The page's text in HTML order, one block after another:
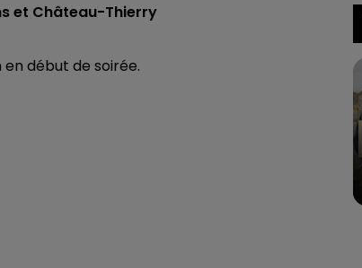
et Château-Thierry
début de soirée.